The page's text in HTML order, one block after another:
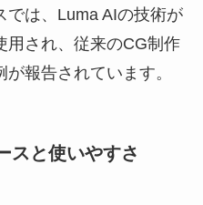
では、Luma AIの技術が
用され、従来のCG制作
報告されています。
スと使いやすさ